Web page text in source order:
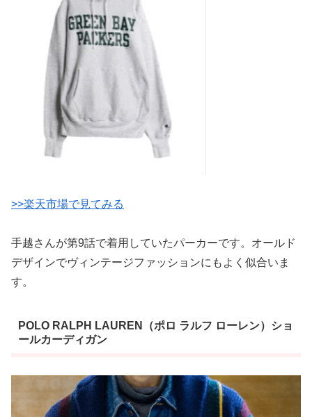
>>楽天市場で見てみる
手越さんが第9話で着用していたパーカーです。オールド
デザインでヴィンテージファッションにもよく似合いま
す。
POLO RALPH LAUREN（ポロ ラルフ ローレン）ショ
ールカーディガン